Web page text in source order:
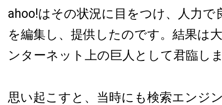
ahoo!はその状況に目をつけ、人力で
を編集し、提供したのです。結果は
ンターネット上の巨人として君臨し
思い起こすと、当時にも検索エンジ